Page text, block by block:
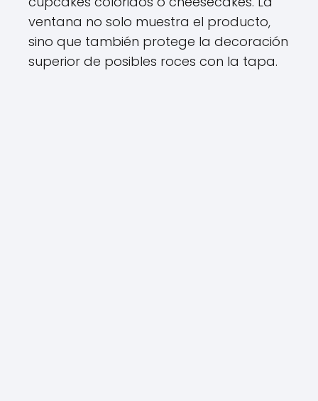
ventana no solo muestra el producto,
sino que también protege la decoración
superior de posibles roces con la tapa.